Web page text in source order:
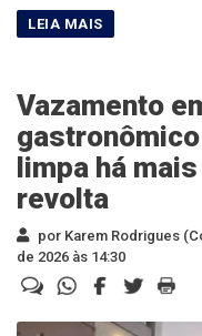
Vazamento
limpa há
revolta
por Karem Rodrigues
de 2026 às 14:30